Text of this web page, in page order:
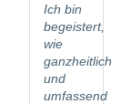
Ich bin
begeistert,
wie
ganzheitlich
und
umfassend